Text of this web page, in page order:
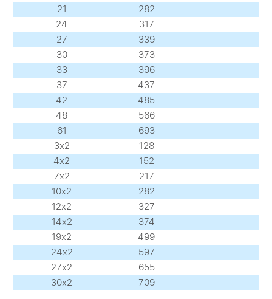
21
282
24
317
27
339
30
373
33
396
37
437
42
485
48
566
61
693
3х2
128
4х2
152
7х2
217
10х2
282
12х2
327
14х2
374
19х2
499
24х2
597
27х2
655
30х2
709